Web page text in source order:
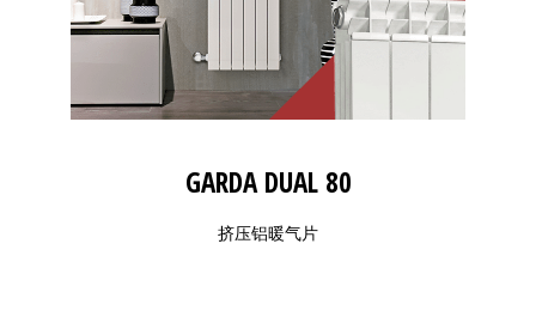
GARDA DUAL 80
挤压铝暖气片